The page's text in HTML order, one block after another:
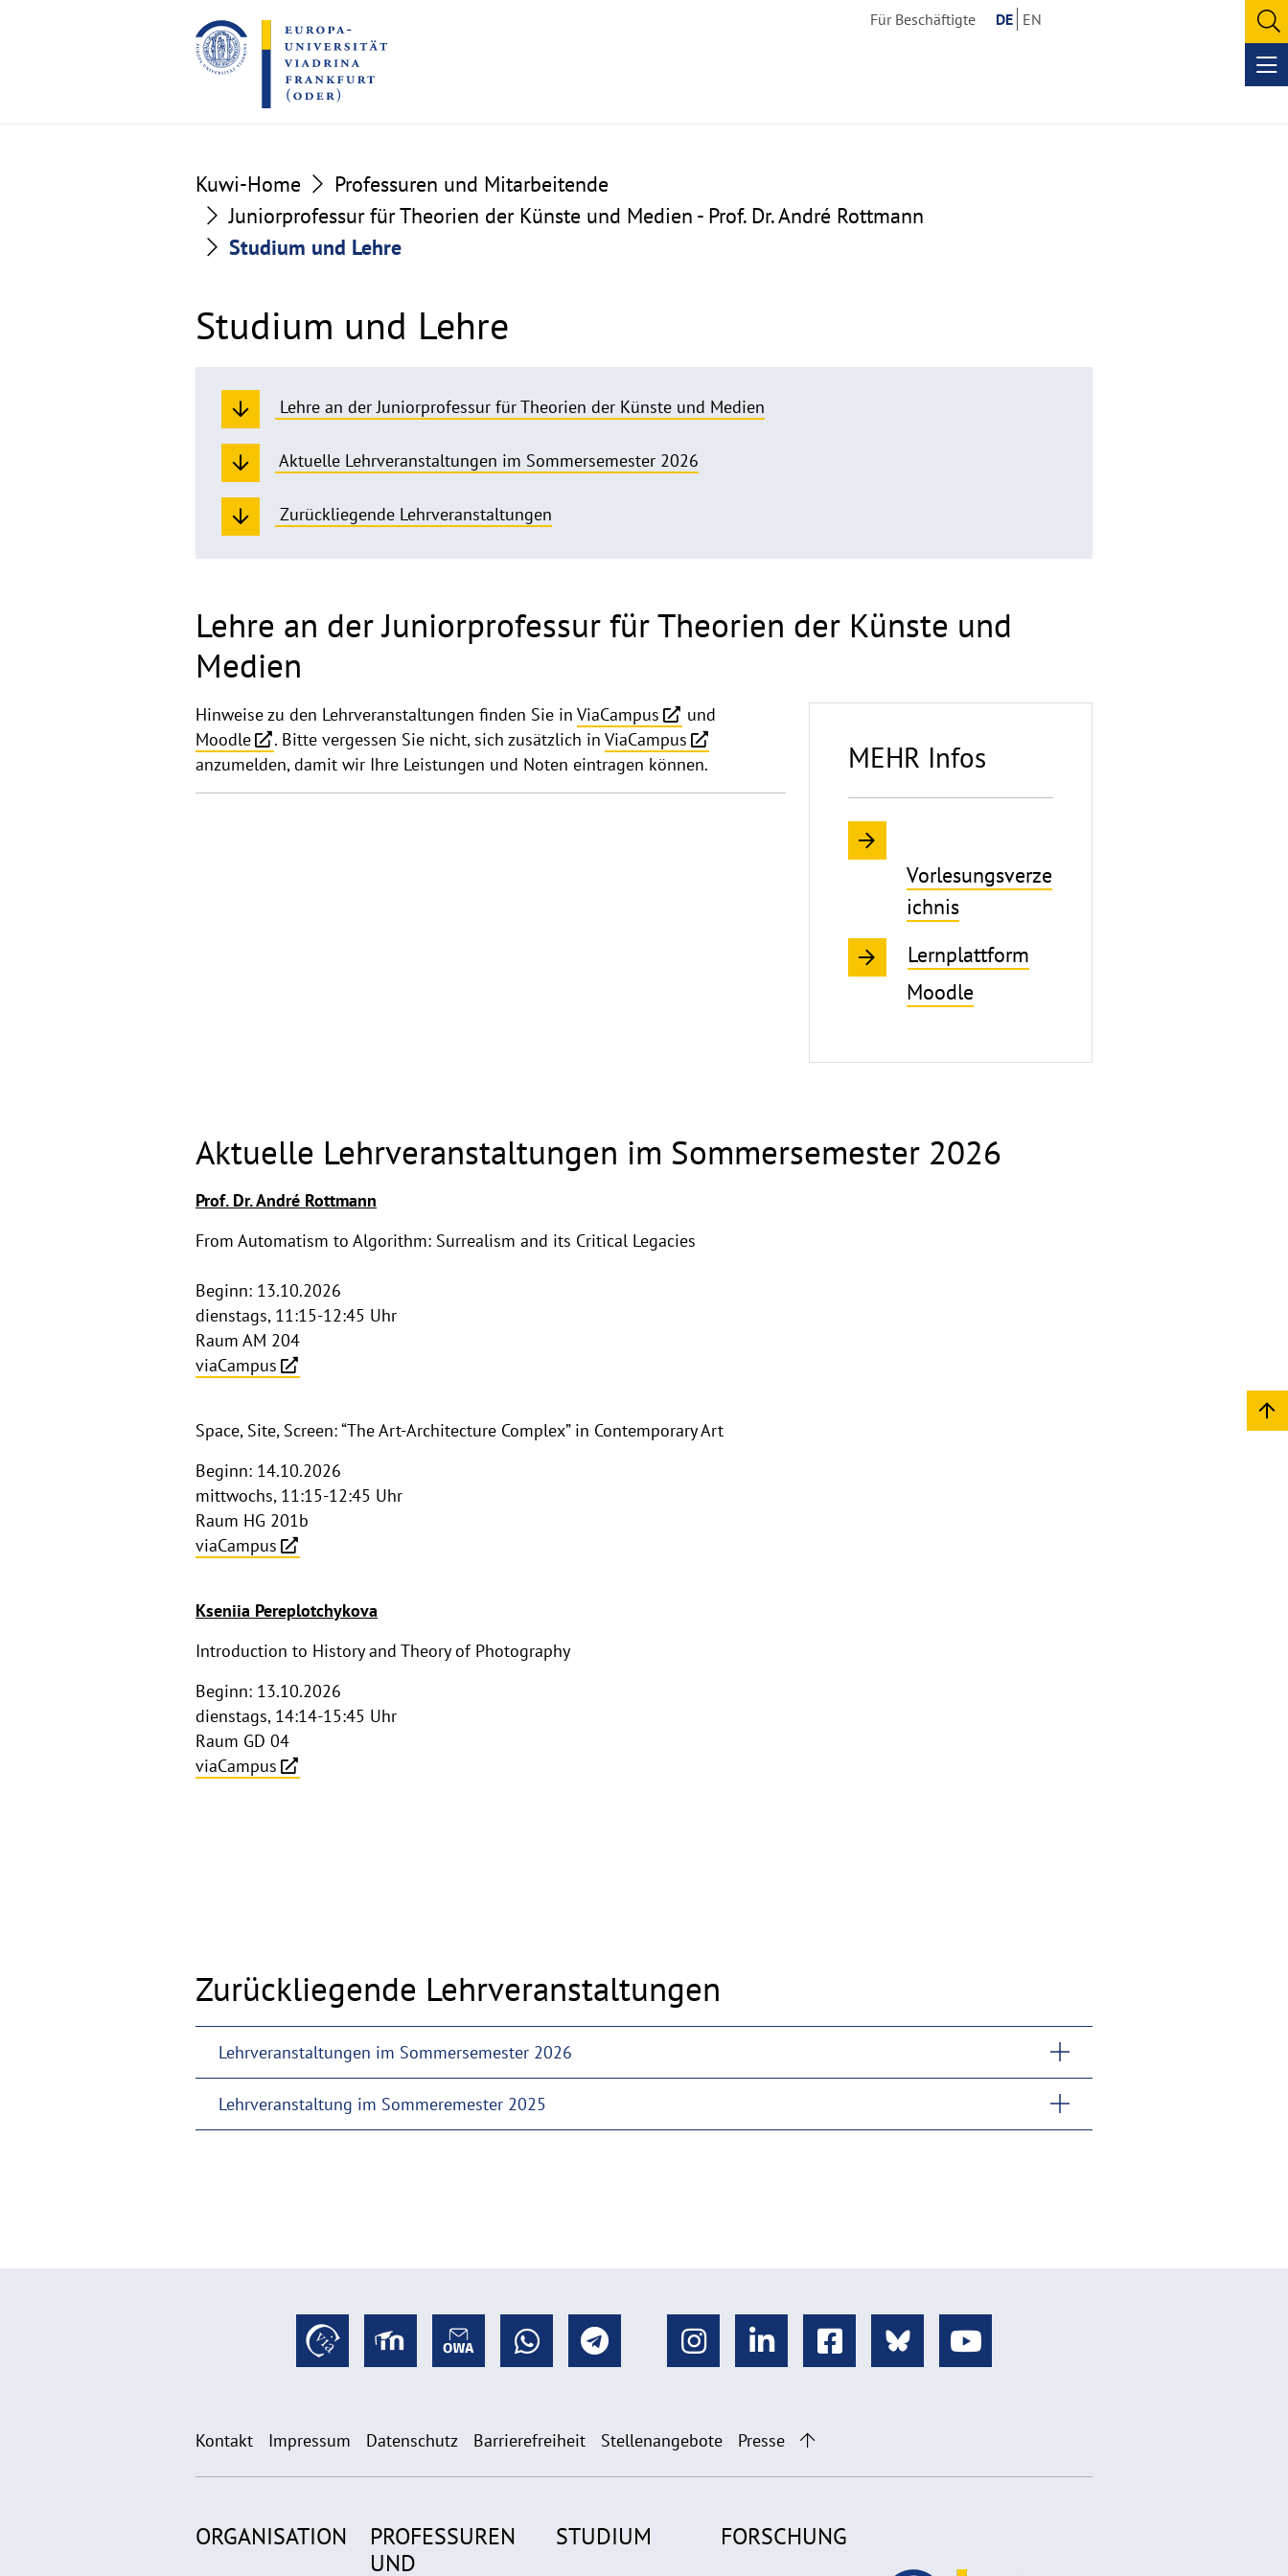
to
the
content
to
the
footer
Für Beschäftigte DE EN
Kuwi-Home
Professuren und Mitarbeitende
Juniorprofessur für Theorien der Künste und Medien - Prof. Dr. André Rottmann
Studium und Lehre
Studium und Lehre
Lehre an der Juniorprofessur für Theorien der Künste und Medien
Aktuelle Lehrveranstaltungen im Sommersemester 2026
Zurückliegende Lehrveranstaltungen
Lehre an der Juniorprofessur für Theorien der Künste und
Medien
Hinweise zu den Lehrveranstaltungen finden Sie in ViaCampus
und
Moodle
. Bitte vergessen Sie nicht, sich zusätzlich in ViaCampus
anzumelden, damit wir Ihre Leistungen und Noten eintragen können.
MEHR Infos
Vorlesungsverze
ichnis
Lernplattform
Moodle
Aktuelle Lehrveranstaltungen im Sommersemester 2026
Prof. Dr. André Rottmann
From Automatism to Algorithm: Surrealism and its Critical Legacies
Beginn: 13.10.2026
dienstags, 11:15-12:45 Uhr
Raum AM 204
viaCampus
Space, Site, Screen: “The Art-Architecture Complex” in Contemporary Art
Beginn: 14.10.2026
mittwochs, 11:15-12:45 Uhr
Raum HG 201b
viaCampus
Kseniia Pereplotchykova
Introduction to History and Theory of Photography
Beginn: 13.10.2026
dienstags, 14:14-15:45 Uhr
Raum GD 04
viaCampus
Zurückliegende Lehrveranstaltungen
Lehrveranstaltungen im Sommersemester 2026
Lehrveranstaltung im Sommeremester 2025
Kontakt Impressum Datenschutz Barrierefreiheit Stellenangebote Presse
ORGANISATION
PROFESSUREN
UND
STUDIUM FORSCHUNG